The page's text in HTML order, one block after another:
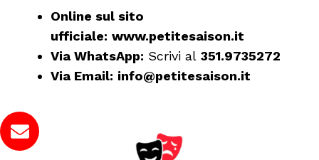
Online sul sito
ufficiale: www.petitesaison.it
Via WhatsApp: Scrivi al351.9735272
Via Email: info@petitesaison.it